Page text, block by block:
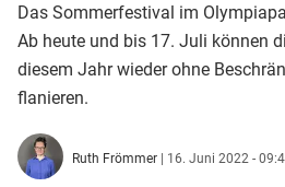
Das Sommerfestival im
Ab heute und bis 17. Juli können
diesem Jahr wieder ohne
flanieren.
Ruth Frömmer | 16. Juni 2022 -